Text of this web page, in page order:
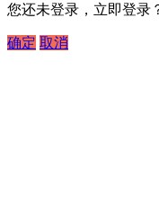
您还未登录，立即登录
确定 取消